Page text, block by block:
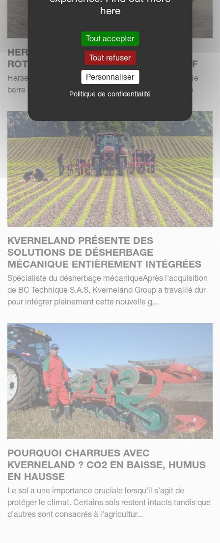
HERSE ROTATIVE KVERNELANDS
ROTAGO F AVEC SEMOIR F-DRILL CB F
Herses rotatives de nouvelle génération avec nouvelle
barre de semis - une combinaison flexible et efficace
KVERNELAND PRÉSENTE DES
SOLUTIONS DE DÉSHERBAGE
MÉCANIQUE ENTIÈREMENT INTÉGRÉES
Spécialiste du désherbage mécaniqueAprès l'acquisition
de BC Technique S.A.S, Kverneland Group a travaillé dur
pour intégrer pleinement cette nouvelle g...
POURQUOI CHARRUES AVEC
KVERNELAND ? CO2 EN BAISSE, HUMUS
EN HAUSSE
Le sol a une importance cruciale lorsqu'il s'agit de
protéger le climat. Certains sols restent intacts tandis que
d'autres sont consacrés à l'agricultur...
here
Tout accepter
Tout refuser
Personnaliser
Politique de confidentialité